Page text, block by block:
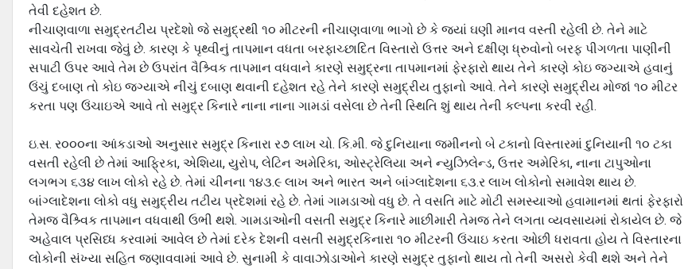
તેવી દહેશત છે.
નીચાણવાળા સમુદ્રતટીય પ્રદેશો જે સમુદ્રથી ૧૦ મીટરની નીચાણવાળા ભાગો છે કે જયાં ઘણી માનવ વસ્‍તી રહેલી છે. તેને માટે
સાવચેતી રાખવા જેવું છે. કારણ કે પૃથ્‍વીનું તાપમાન વધતા બરફાચ્‍છાદિત વિસ્‍તારો ઉત્તર અને દક્ષીણ ધ્રુવોનો બરફ પીગળતા પાણીની
સપાટી ઉપર આવે તેમ છે ઉપરાંત વૈશ્ર્વિક તાપમાન વધવાને કારણે સમુદ્રના તાપમાનમાં ફેરફારો થાય તેને કારણે કોઇ જગ્‍યાએ હવાનું
ઉંચું દબાણ તો કોઇ જગ્‍યાએ નીચું દબાણ થવાની દહેશત રહે તેને કારણે સમુદ્રીય તુફાનો આવે. તેને કારણે સમુદ્રીય મોજાં ૧૦ મીટર
કરતા પણ ઉંચાઇએ આવે તો સમુદ્ર કિનારે નાના નાના ગામડાં વસેલા છે તેની સ્થિતિ શું થાય તેની કલ્‍પના કરવી રહી.
ઇ.સ. ર૦૦૦ના આંકડાઓ અનુસાર સમુદ્ર કિનારા ર૭ લાખ ચો. કિ.મી. જે દુનિયાના જમીનનો બે ટકાનો વિસ્‍તારમાં દુનિયાની ૧૦ ટકા
વસતી રહેલી છે તેમાં આફ્રિકા, એશિયા, યુરોપ, લેટિન અમેરિકા, ઓસ્‍ટ્રેલિયા અને ન્‍યુઝિલેન્‍ડ, ઉત્તર અમેરિકા, નાના ટાપુઓના
લગભગ ૬૩૪ લાખ લોકો રહે છે. તેમાં ચીનના ૧૪૩.૯ લાખ અને ભારત અને બાંગ્‍લાદેશના ૬૩.ર લાખ લોકોનો સમાવેશ થાય છે.
બાંગ્‍લાદેશના લોકો વધુ સમુદ્રીય તટીય પ્રદેશમાં રહે છે. તેમાં ગામડાઓ વધુ છે. તે વસતિ માટે મોટી સમસ્‍યાઓ હવામાનમાં થતાં ફેરફારો
તેમજ વૈશ્ર્વિક તાપમાન વધવાથી ઉભી થશે. ગામડાઓની વસતી સમુદ્ર કિનારે માછીમારી તેમજ તેને લગતા વ્‍યવસાયમાં રોકાયેલ છે. જે
અહેવાલ પ્રસિધ્‍ધ કરવામાં આવેલ છે તેમાં દરેક દેશની વસતી સમુદ્રકિનારા ૧૦ મીટરની ઉંચાઇ કરતા ઓછી ધરાવતા હોય તે વિસ્‍તારના
લોકોની સંખ્‍યા સહિત જણાવવામાં આવે છે. સુનામી કે વાવાઝોડાઓને કારણે સમુદ્ર તુફાનો થાય તો તેની અસરો કેવી થશે અને તેને